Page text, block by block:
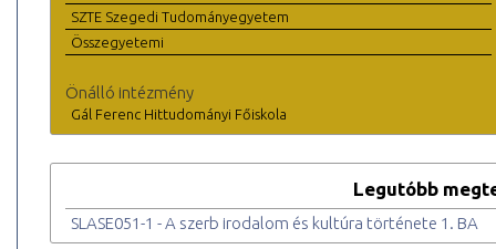
SZTE Szegedi Tudományegyetem
Összegyetemi
Önálló intézmény
Gál Ferenc Hittudományi Főiskola
Legutóbb
SLASE051-1 - A szerb irodalom és kultúra története 1. BA